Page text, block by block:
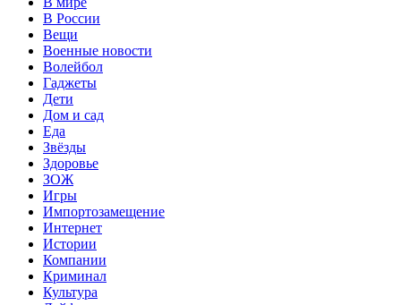
В России
Вещи
Военные новости
Волейбол
Гаджеты
Дети
Дом и сад
Еда
Звёзды
Здоровье
ЗОЖ
Игры
Импортозамещение
Интернет
Истории
Компании
Криминал
Культура